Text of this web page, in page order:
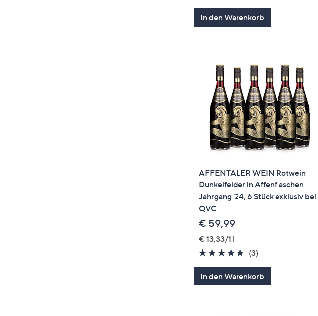
von
5
Bewertungen
In den Warenkorb
AFFENTALER WEIN Rotwein
Dunkelfelder in Affenflaschen
Jahrgang '24, 6 Stück exklusiv bei
QVC
€ 59,99
€ 13,33/1 l
5.0
5
(3)3
In den Warenkorb